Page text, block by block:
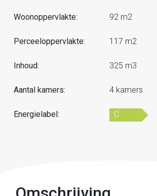
Woonoppervlakte: 92 m2
Perceeloppervlakte: 117 m2
Inhoud: 325 m3
Aantal kamers: 4 kamers
Energielabel: C